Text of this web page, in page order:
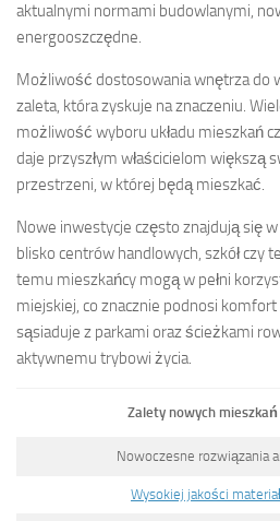
aktualnymi normami budowlanymi,
energooszczędne.
Możliwość dostosowania wnętrza do
zaleta, która zyskuje na znaczeniu.
możliwość wyboru układu mieszkań
daje przyszłym właścicielom większą
przestrzeni, w której będą mieszkać.
Nowe inwestycje często znajdują się w
blisko centrów handlowych, szkół czy
temu mieszkańcy mogą w pełni
miejskiej, co znacznie podnosi komfort
sąsiaduje z parkami oraz ścieżkami
aktywnemu trybowi życia.
Zalety nowych
Nowoczesne rozwiązania
Wysokiej jakości